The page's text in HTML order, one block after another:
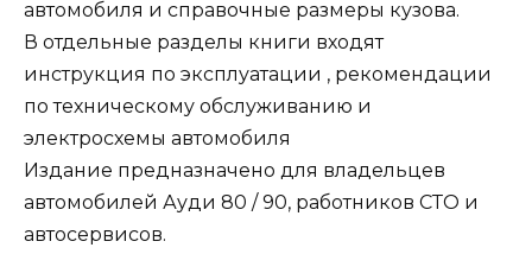
автомобиля и справочные размеры кузова.
В отдельные разделы книги входят
инструкция по эксплуатации , рекомендации
по техническому обслуживанию и
электросхемы автомобиля
Издание предназначено для владельцев
автомобилей Ауди 80 / 90, работников СТО и
автосервисов.